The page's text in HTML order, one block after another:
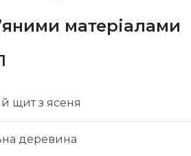
матеріалами
щит з ясеня
деревина